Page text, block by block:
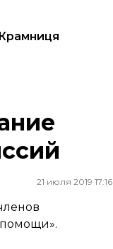
Крамниця
21 июля 2019 17:16